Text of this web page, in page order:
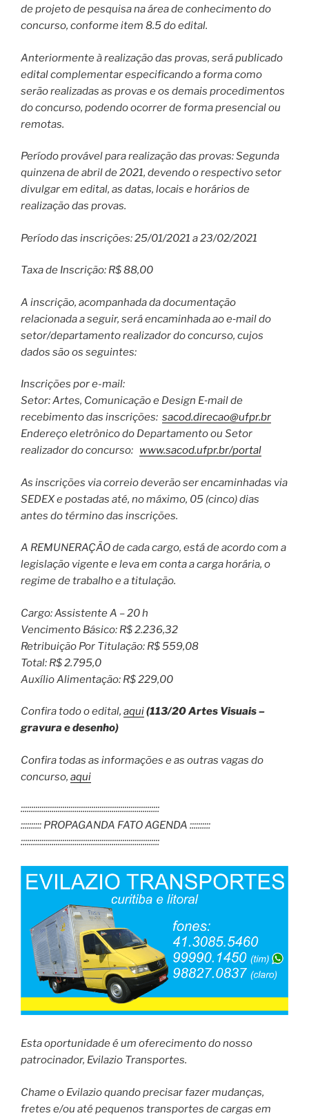
de projeto de pesquisa na área de conhecimento do
concurso, conforme item 8.5 do edital.
Anteriormente à realização das provas, será publicado
edital complementar especificando a forma como
serão realizadas as provas e os demais procedimentos
do concurso, podendo ocorrer de forma presencial ou
remotas.
Período provável para realização das provas: Segunda
quinzena de abril de 2021, devendo o respectivo setor
divulgar em edital, as datas, locais e horários de
realização das provas.
Período das inscrições: 25/01/2021 a 23/02/2021
Taxa de Inscrição: R$ 88,00
A inscrição, acompanhada da documentação
relacionada a seguir, será encaminhada ao e‐mail do
setor/departamento realizador do concurso, cujos
dados são os seguintes:
Inscrições por e-mail:
Setor: Artes, Comunicação e Design E‐mail de
recebimento das inscrições: sacod.direcao@ufpr.br
Endereço eletrônico do Departamento ou Setor
realizador do concurso: www.sacod.ufpr.br/portal
As inscrições via correio deverão ser encaminhadas via
SEDEX e postadas até, no máximo, 05 (cinco) dias
antes do término das inscrições.
A REMUNERAÇÃO de cada cargo, está de acordo com a
legislação vigente e leva em conta a carga horária, o
regime de trabalho e a titulação.
Cargo: Assistente A – 20 h
Vencimento Básico: R$ 2.236,32
Retribuição Por Titulação: R$ 559,08
Total: R$ 2.795,0
Auxílio Alimentação: R$ 229,00
Confira todo o edital, aqui(113/20 Artes Visuais –
gravura e desenho)
Confira todas as informações e as outras vagas do
concurso, aqui
:::::::::::::::::::::::::::::::::::::::::::::::::::::::::::::::::::
:::::::::: PROPAGANDA FATO AGENDA ::::::::::
:::::::::::::::::::::::::::::::::::::::::::::::::::::::::::::::::::
Esta oportunidade é um oferecimento do nosso
patrocinador, Evilazio Transportes.
Chame o Evilazio quando precisar fazer mudanças,
fretes e/ou até pequenos transportes de cargas em